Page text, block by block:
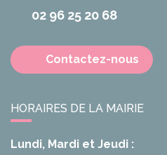
02 96 25 20 68
Contactez-nous
HORAIRES DE LA MAIRIE
Lundi, Mardi et Jeudi :